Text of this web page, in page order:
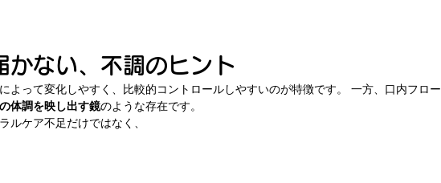
かない、不調のヒント
よって変化しやすく、比較的コントロールしやすいのが特徴です。 一方、口内フロー
体調を映し出す鏡のような存在です。
ルケア不足だけではなく、